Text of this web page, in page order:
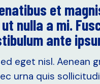
et
nulla a mi.
ante
eget nisl.
urna quis